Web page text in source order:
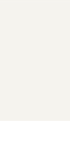
exact așa
cu